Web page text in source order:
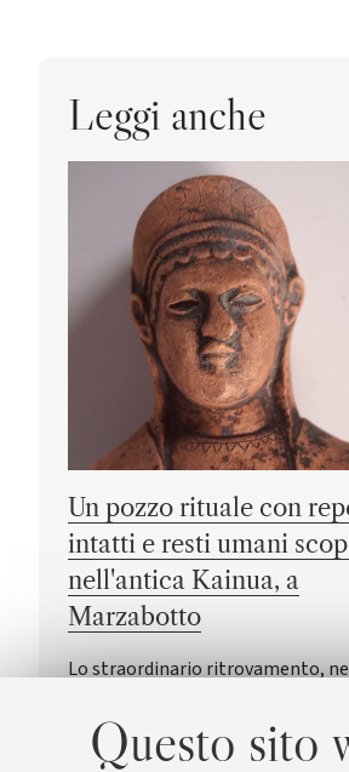
Questo sito
Leggi anche
Un pozzo rituale con
intatti e resti umani
nell'antica Kainua, a
Marzabotto
Lo straordinario ritrovamento,
sacralità dell’acqua e offre nuove
conoscenze sui riti di fondazione